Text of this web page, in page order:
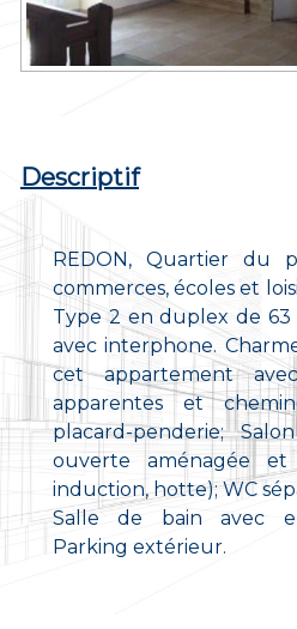
Descriptif
REDON, Quartier du
commerces, écoles et
Type 2 en duplex de 63
avec interphone.
cet appartement
apparentes et
placard-penderie;
ouverte aménagée et
induction, hotte); WC
Salle de bain avec
Parking extérieur.